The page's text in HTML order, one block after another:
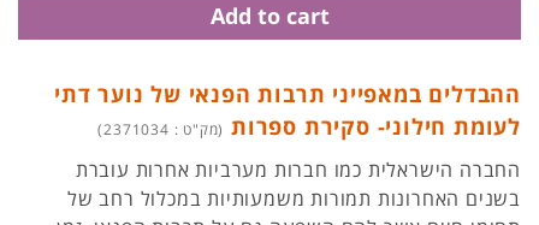
ההבדלים במאפייני תרבות הפנאי של נוער דתי
לעומת חילוני- סקירת ספרות (מק"ט : 2371034)
החברה הישראלית כמו חברות מערביות אחרות עוברת
בשנים האחרונות תמורות משמעותיות במכלול רחב של
Add to cart